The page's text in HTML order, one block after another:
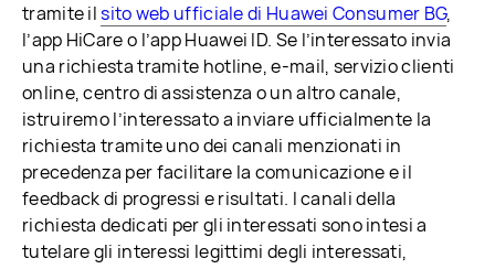
tramite ilsito web ufficiale di Huawei Consumer BG,
l’app HiCare o l’app Huawei ID. Se l’interessato invia
una richiesta tramite hotline, e-mail, servizio clienti
online, centro di assistenza o un altro canale,
istruiremo l’interessato a inviare ufficialmente la
richiesta tramite uno dei canali menzionati in
precedenza per facilitare la comunicazione e il
feedback di progressi e risultati. I canali della
richiesta dedicati per gli interessati sono intesi a
tutelare gli interessi legittimi degli interessati,